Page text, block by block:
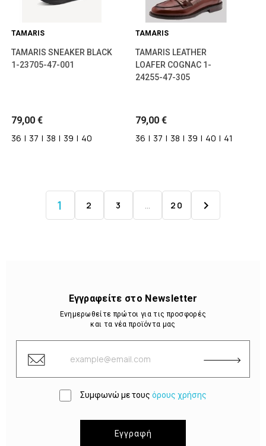
TAMARIS
TAMARIS SNEAKER BLACK
1-23705-47-001
79,00 €
36 | 37 | 38 | 39 | 40
TAMARIS
TAMARIS LEATHER
LOAFER COGNAC 1-
24255-47-305
79,00 €
36 | 37 | 38 | 39 | 40 | 41
1 2 3 … 20 
Εγγραφείτε στο Newsletter
Ενημερωθείτε πρώτοι για τις προσφορές
και τα νέα προϊόντα μας
Συμφωνώ με τους όρους χρήσης
Εγγραφή